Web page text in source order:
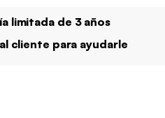
limitada de 3 años
cliente para ayudarle